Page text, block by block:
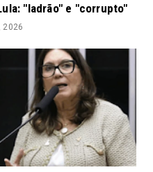
"ladrão" e "corrupto"
2026